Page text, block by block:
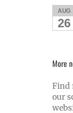
AUG
26
More
Find
our